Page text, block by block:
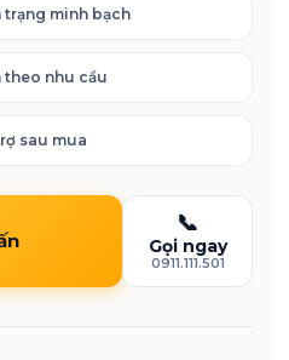
trạng minh bạch
theo nhu cầu
sau mua
📞
Gọi ngay
0911.111.501